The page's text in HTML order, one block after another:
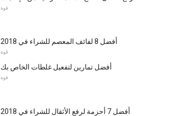
قوة
أفضل 8 لفائف المعصم للشراء في 2018
قوة
أفضل تمارين لتفعيل غلطات الخاص بك
قوة
أفضل 7 أحزمة لرفع الأثقال للشراء في 2018